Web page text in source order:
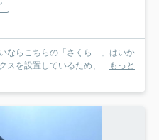
ならこちらの「さくら 」はいか
スを設置しているため、... もっと